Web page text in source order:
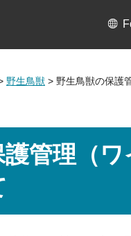
野生鳥獣 > 野生鳥獣の保護
管理（